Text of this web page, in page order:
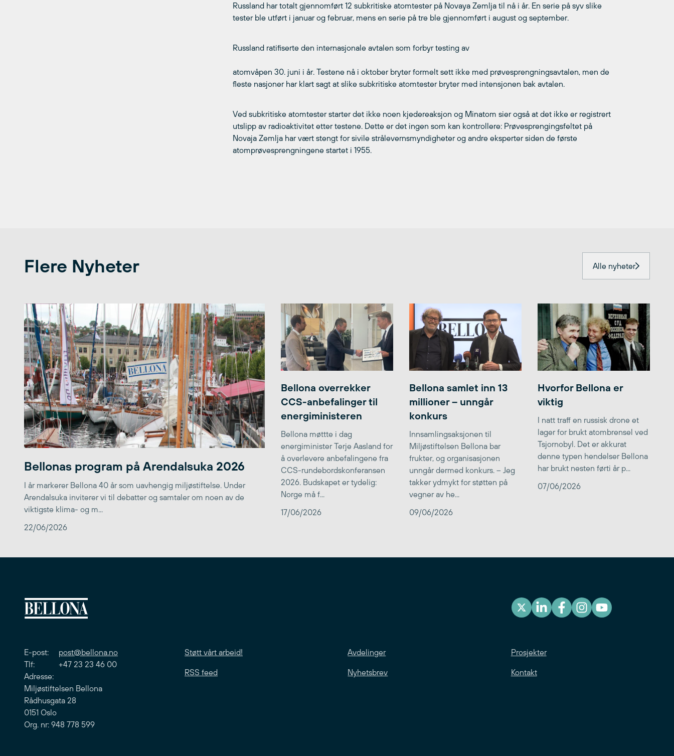
Russland har totalt gjennomført 12 subkritiske atomtester på Novaya Zemlja til nå i år. En serie på syv slike
tester ble utført i januar og februar, mens en serie på tre ble gjennomført i august og september.
Russland ratifiserte den internasjonale avtalen som forbyr testing av
atomvåpen 30. juni i år. Testene nå i oktober bryter formelt sett ikke med prøvesprengningsavtalen, men de
fleste nasjoner har klart sagt at slike subkritiske atomtester bryter med intensjonen bak avtalen.
Ved subkritiske atomtester starter det ikke noen kjedereaksjon og Minatom sier også at det ikke er registrert
utslipp av radioaktivitet etter testene. Dette er det ingen som kan kontrollere: Prøvesprengingsfeltet på
Novaja Zemlja har vært stengt for sivile strålevernsmyndigheter og andre eksperter siden de første
atomprøvesprengningene startet i 1955.
Flere Nyheter Alle nyheter
Bellonas program på Arendalsuka 2026
I år markerer Bellona 40 år som uavhengig miljøstiftelse. Under
Arendalsuka inviterer vi til debatter og samtaler om noen av de
viktigste klima- og m...
22/06/2026
Bellona overrekker
CCS-anbefalinger til
energiministeren
Bellona møttte i dag
energiminister Terje Aasland for
å overlevere anbefalingene fra
CCS-rundebordskonferansen
2026. Budskapet er tydelig:
Norge må f...
17/06/2026
Bellona samlet inn 13
millioner – unngår
konkurs
Innsamlingsaksjonen til
Miljøstiftelsen Bellona bar
frukter, og organisasjonen
unngår dermed konkurs. – Jeg
takker ydmykt for støtten på
vegner av he...
09/06/2026
Hvorfor Bellona er
viktig
I natt traff en russisk drone et
lager for brukt atombrensel ved
Tsjornobyl. Det er akkurat
denne typen hendelser Bellona
har brukt nesten førti år p...
07/06/2026
E-post: post@bellona.no
Tlf: +47 23 23 46 00
Adresse:
Miljøstiftelsen Bellona
Rådhusgata 28
0151 Oslo
Org. nr: 948 778 599
Støtt vårt arbeid! Avdelinger Prosjekter
RSS feed Nyhetsbrev Kontakt